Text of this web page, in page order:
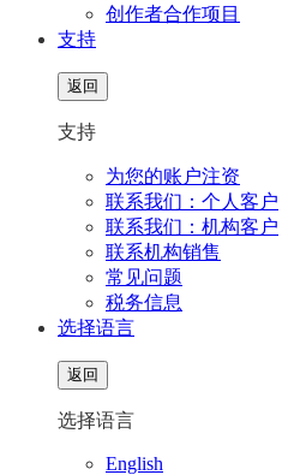
创作者合作项目
支持
返回
支持
为您的账户注资
联系我们：个人客户
联系我们：机构客户
联系机构销售
常见问题
税务信息
选择语言
返回
选择语言
English